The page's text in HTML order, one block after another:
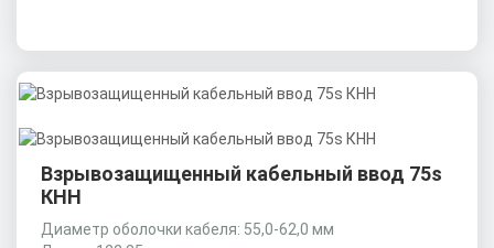
Взрывозащищенный кабельный ввод 75s
КНН
Диаметр оболочки кабеля: 55,0-62,0 мм